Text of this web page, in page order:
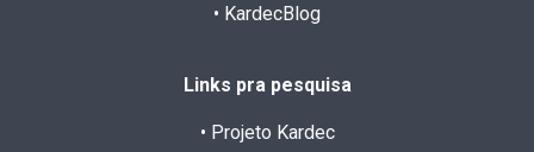
• KardecBlog
Links pra pesquisa
• Projeto Kardec